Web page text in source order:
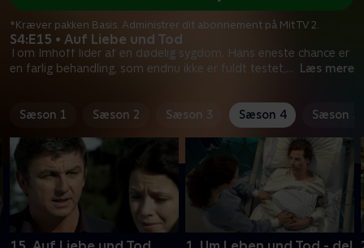
S4:E15 • Auf Liebe und Tod
Tom Imhoff lider af en dødelig sygdom. Hans eneste chance er
en farlig behandling, som endnu ikke er fuldt testet,... Læs mere
*Kræver pakken Basis. Administrer dit abonnement på Mit TV 2.
Sæson 1 Sæson 2 Sæson 3 Sæson 4 Sæson 5